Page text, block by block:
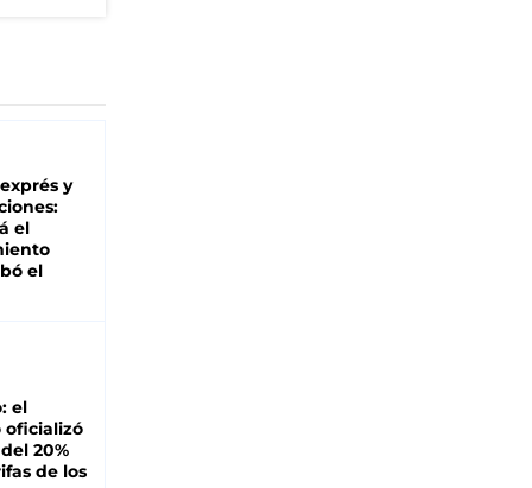
y
el
el
el
oficializó
20%
de los